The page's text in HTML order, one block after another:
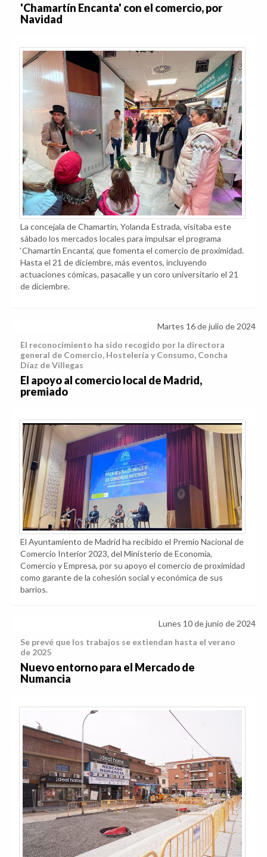
'Chamartín Encanta' con el comercio, por
Navidad
La concejala de Chamartín, Yolanda Estrada, visitaba este
sábado los mercados locales para impulsar el programa
‘Chamartín Encanta’, que fomenta el comercio de proximidad.
Hasta el 21 de diciembre, más eventos, incluyendo
actuaciones cómicas, pasacalle y un coro universitario el 21
de diciembre.
Martes 16 de julio de 2024
El reconocimiento ha sido recogido por la directora
general de Comercio, Hostelería y Consumo, Concha
Díaz de Villegas
El apoyo al comercio local de Madrid,
premiado
El Ayuntamiento de Madrid ha recibido el Premio Nacional de
Comercio Interior 2023, del Ministerio de Economía,
Comercio y Empresa, por su apoyo el comercio de proximidad
como garante de la cohesión social y económica de sus
barrios.
Lunes 10 de junio de 2024
Se prevé que los trabajos se extiendan hasta el verano
de 2025
Nuevo entorno para el Mercado de
Numancia